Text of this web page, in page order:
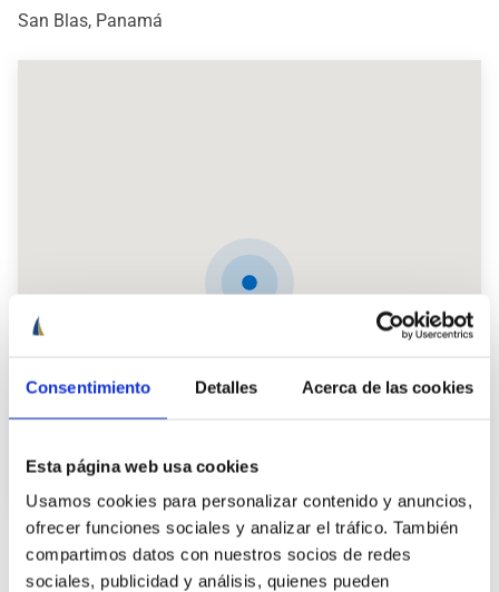
Consentimiento Detalles Acerca de las cookies
Esta página web usa cookies
Usamos cookies para personalizar contenido y anuncios,
ofrecer funciones sociales y analizar el tráfico. También
compartimos datos con nuestros socios de redes
sociales, publicidad y análisis, quienes pueden
San Blas, Panamá